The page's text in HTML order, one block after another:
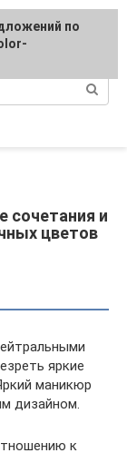
сочетания и
цветов
яркие
маникюр
дизайном.
к
по